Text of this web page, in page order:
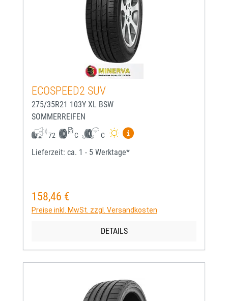
ECOSPEED2 SUV
275/35R21 103Y XL BSW
SOMMERREIFEN
72 C C
Mehr Informationen zum
Lieferzeit: ca. 1 - 5 Werktage*
Regulärer Preis:
158,46 €
Preise inkl. MwSt. zzgl. Versandkosten
DETAILS